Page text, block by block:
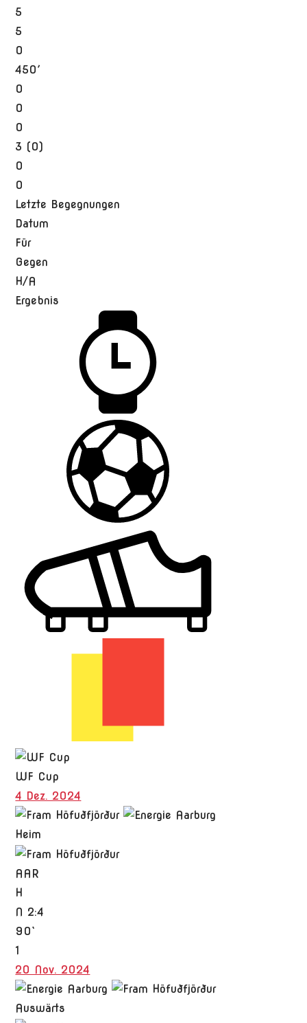
5
5
0
450′
0
0
0
3 (0)
0
0
Letzte Begegnungen
Datum
Für
Gegen
H/A
Ergebnis
WF Cup
4 Dez. 2024
Heim
AAR
H
N 2:4
90`
1
20 Nov. 2024
Auswärts